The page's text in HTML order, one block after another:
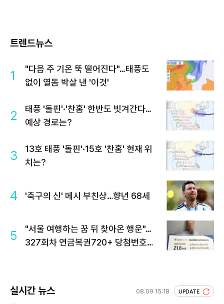
트렌드뉴스
1
"다음 주 기온 뚝 떨어진다"…태풍도
없이 열돔 박살 낸 '이것'
2
태풍 '돌핀'·'찬홈' 한반도 빗겨간다…
예상 경로는?
3
13호 태풍 '돌핀'·15호 '찬홈' 현재 위
치는?
4 '축구의 신' 메시 부친상…향년 68세
5
"서울 여행하는 꿈 뒤 찾아온 행운"…
327회차 연금복권720+ 당첨번호조
실시간 뉴스 08.09 15:18 UPDATE